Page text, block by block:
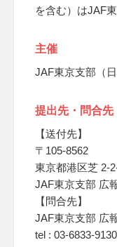
を含む）はJAF
主催
JAF東京支部（
提出先・問合先
【送付先】
〒105-8562
東京都港区芝 2-
JAF東京支部 広
【問合先】
JAF東京支部 広
tel : 03-6833-9130